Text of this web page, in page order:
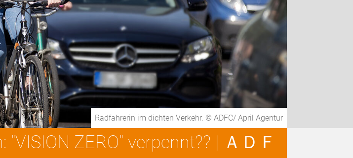
Radfahrerin im dichten Verkehr. © ADFC/ April Agentur
ZERO" verpennt?? | ＡＤＦ